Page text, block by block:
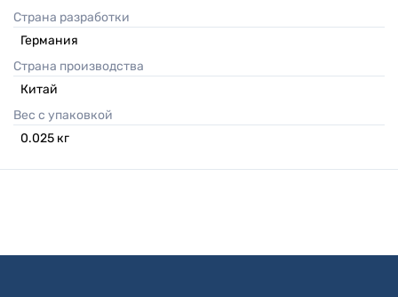
Страна разработки
Германия
Страна производства
Китай
Вес с упаковкой
0.025 кг